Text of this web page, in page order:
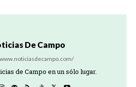
De Campo
de Campo en un sólo lugar.